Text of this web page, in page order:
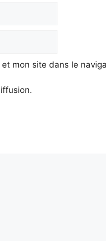
mon site dans le